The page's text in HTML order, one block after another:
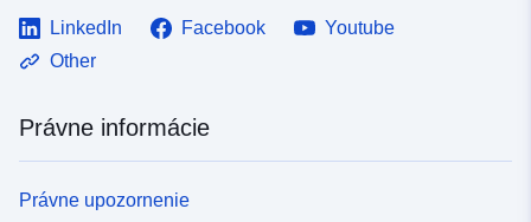
LinkedIn Facebook
Youtube
Other
Právne informácie
Právne upozornenie